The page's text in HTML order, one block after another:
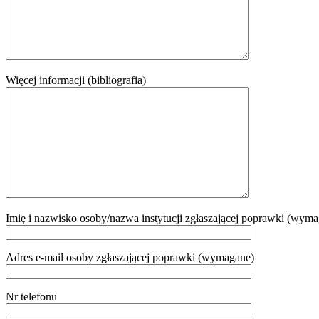
Więcej informacji (bibliografia)
Imię i nazwisko osoby/nazwa instytucji zgłaszającej poprawki
Adres e-mail osoby zgłaszającej poprawki (wymagane)
Nr telefonu